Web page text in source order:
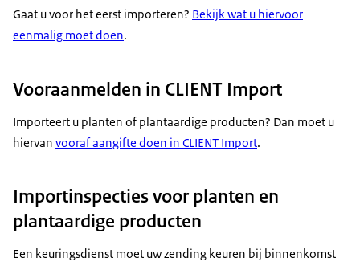
Gaat u voor het eerst importeren? Bekijk wat u hiervoor
eenmalig moet doen.
Vooraanmelden in CLIENT Import
Importeert u planten of plantaardige producten? Dan moet u
hiervan vooraf aangifte doen in CLIENT Import.
Importinspecties voor planten en
plantaardige producten
Een keuringsdienst moet uw zending keuren bij binnenkomst